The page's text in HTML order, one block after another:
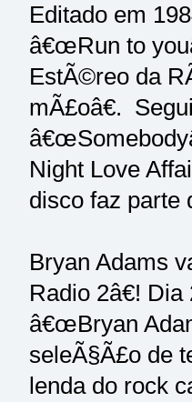
Editado em
â€œRun to
EstÃ©reo da
mÃ£oâ€.
Night Love
disco faz parte
Bryan Adams
Radio 2â€!
â€œBryan
seleÃ§Ã£o de
lenda do rock